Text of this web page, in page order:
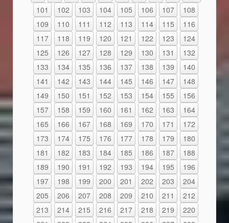
101
102 103 104 105 106 107
108
109
110 111 112 113 114 115
116
117
118 119 120 121 122 123
124
125
126 127 128 129 130 131
132
133
134 135 136 137 138 139
140
141
142 143 144 145 146 147
148
149
150 151 152 153 154 155
156
157
158 159 160 161 162 163
164
165
166 167 168 169 170 171
172
173
174 175 176 177 178 179
180
181
182 183 184 185 186 187
188
189
190 191 192 193 194 195
196
197
198 199 200 201 202 203
204
205
206 207 208 209 210 211
212
213
214 215 216 217 218 219
220